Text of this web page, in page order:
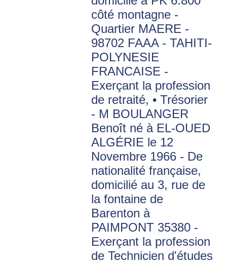
côté montagne -
Quartier MAERE -
98702 FAAA - TAHITI-
POLYNESIE
FRANCAISE -
Exerçant la profession
de retraité, • Trésorier
- M BOULANGER
Benoît né à EL-OUED
ALGÉRIE le 12
Novembre 1966 - De
nationalité française,
domicilié au 3, rue de
la fontaine de
Barenton à
PAIMPONT 35380 -
Exerçant la profession
de Technicien d'études